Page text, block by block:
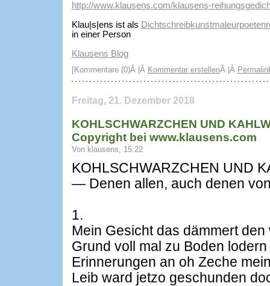
http://www.klausens.com/klausens-
Klau|s|ens ist als
in einer Person
Klausens Blog
[Kommentare (0)Â |Â Kommentar erstellenÂ |Â
Freitag, 21. Dezember 2018
KOHLSCHWARZCHEN UND
Copyright bei www.klausens.com
Von klausens, 15:22
KOHLSCHWARZCHEN UND
— Denen allen, auch denen
1.
Mein Gesicht das dämmert den
Grund voll mal zu Boden lodern
Erinnerungen an oh Zeche
Leib ward jetzo geschunden